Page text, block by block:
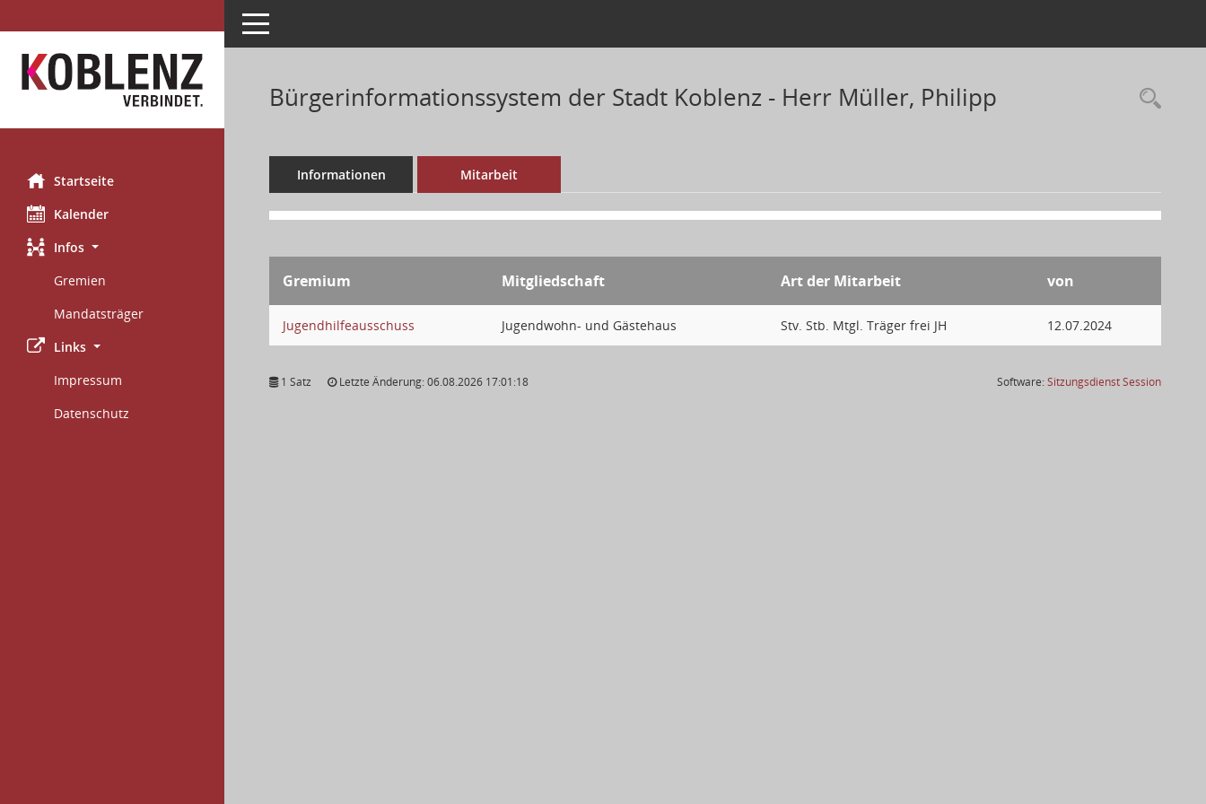
Startseite
Kalender
Infos
Gremien
Mandatsträger
Links
Impressum
Datenschutz
Toggle navigation
Bürgerinformationssystem der Stadt Koblenz - Herr Müller, Philipp
Informationen Mitarbeit
Gremium Mitgliedschaft Art der Mitarbeit von
Jugendhilfeausschuss Jugendwohn- und Gästehaus Stv. Stb. Mtgl. Träger frei JH 12.07.2024
1 Satz Letzte Änderung: 06.08.2026 17:01:18 Software:SitzungsdienstSession(Wird in